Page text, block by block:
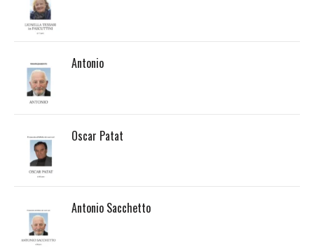
Antonio
Oscar Patat
Antonio Sacchetto